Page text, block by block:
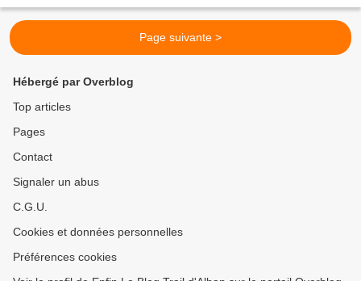
Page suivante >
Hébergé par Overblog
Top articles
Pages
Contact
Signaler un abus
C.G.U.
Cookies et données personnelles
Préférences cookies